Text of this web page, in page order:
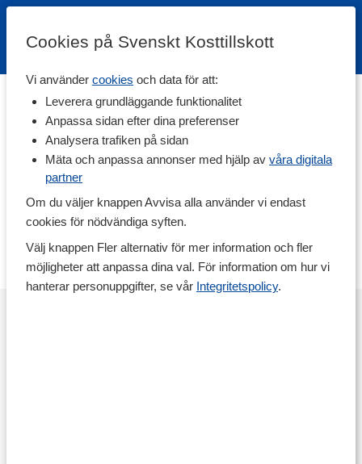
Cookies på Svenskt Kosttillskott
Vi använder cookies och data för att:
Leverera grundläggande funktionalitet
Anpassa sidan efter dina preferenser
Analysera trafiken på sidan
Mäta och anpassa annonser med hjälp av våra digitala
partner
Om du väljer knappen Avvisa alla använder vi endast
cookies för nödvändiga syften.
Välj knappen Fler alternativ för mer information och fler
möjligheter att anpassa dina val. För information om hur vi
hanterar personuppgifter, se vår Integritetspolicy.
Urtekram
Urtekram har sedan 1972 inriktat sig på att tillverka och
från ett gammalt danskt ord ”urtekræmmer" som var en
handelsresande som sålde kryddor och medicinalväxter.
hållbar värld.